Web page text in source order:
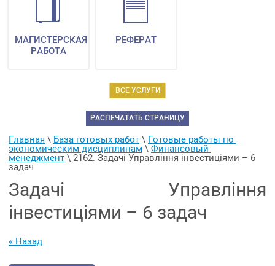
ВСЕ УСЛУГИ
МАГИСТЕРСКАЯ
РАБОТА
РЕФЕРАТ
РАСПЕЧАТАТЬ СТРАНИЦУ
Главная \ База готовых работ \ Готовые работы по
экономическим дисциплинам \ Финансовый
менеджмент \ 2162. Задачі Управління інвестиціями – 6
задач
Задачі Управління
інвестиціями – 6 задач
« Назад